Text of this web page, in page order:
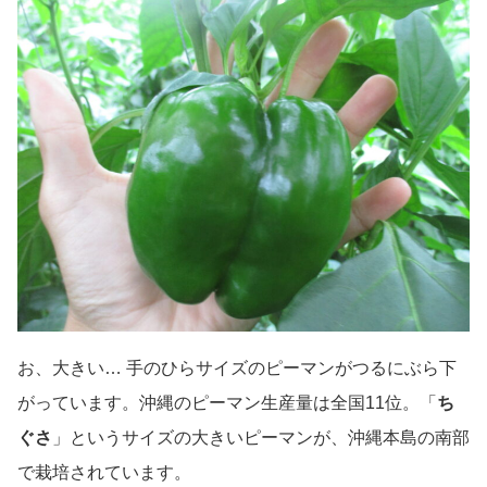
お、大きい… 手のひらサイズのピーマンがつるにぶら下
がっています。沖縄のピーマン生産量は全国11位。「 ち
ぐさ 」というサイズの大きいピーマンが、沖縄本島の南部
で栽培されています。